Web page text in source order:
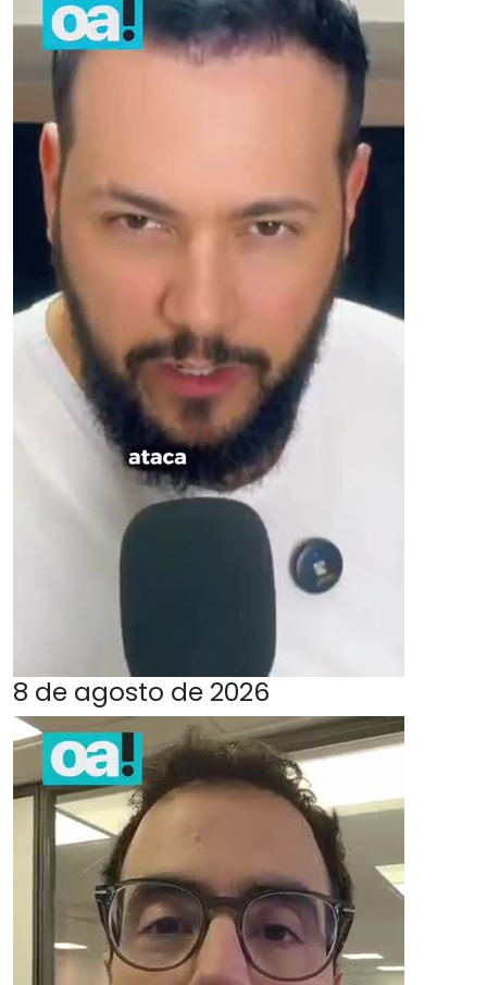
8 de agosto de 2026